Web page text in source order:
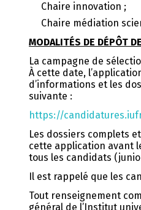
Chaire innovation ;
Chaire médiation
MODALITÉS DE DÉPÔT
La campagne de
À cette date,
d’informations et les
suivante :
https://
Les dossiers complets
cette application avant
tous les candidats
Il est rappelé que les
Tout renseignement
général de l’Institut